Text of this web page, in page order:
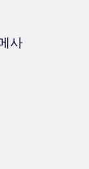
사